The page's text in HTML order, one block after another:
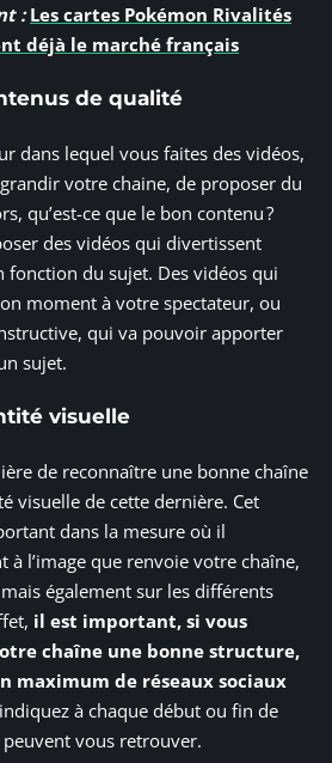
: Les cartes Pokémon Rivalités
déjà le marché français
de qualité
dans lequel vous faites des vidéos,
votre chaine, de proposer du
qu’est-ce que le bon contenu ?
des vidéos qui divertissent
fonction du sujet. Des vidéos qui
moment à votre spectateur, ou
qui va pouvoir apporter
sujet.
visuelle
de reconnaître une bonne chaîne
visuelle de cette dernière. Cet
dans la mesure où il
l’image que renvoie votre chaîne,
également sur les différents
il est important, si vous
chaîne une bonne structure,
maximum de réseaux sociaux
à chaque début ou fin de
vous retrouver.